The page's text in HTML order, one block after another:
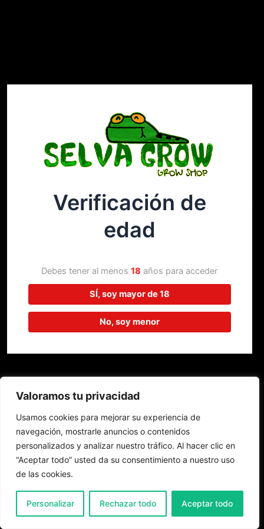
Valoramos tu privacidad
Usamos cookies para mejorar su experiencia de
navegación, mostrarle anuncios o contenidos
personalizados y analizar nuestro tráfico. Al hacer clic en
“Aceptar todo” usted da su consentimiento a nuestro uso
de las cookies.
Personalizar Rechazar todo Aceptar todo
¡Disculpa este desastre! Estamos
trabajando en algo increíble,
¡vuelve pronto!
Verificación de
edad
Debes tener al menos18 años para acceder
SÍ, soy mayor de 18
No, soy menor